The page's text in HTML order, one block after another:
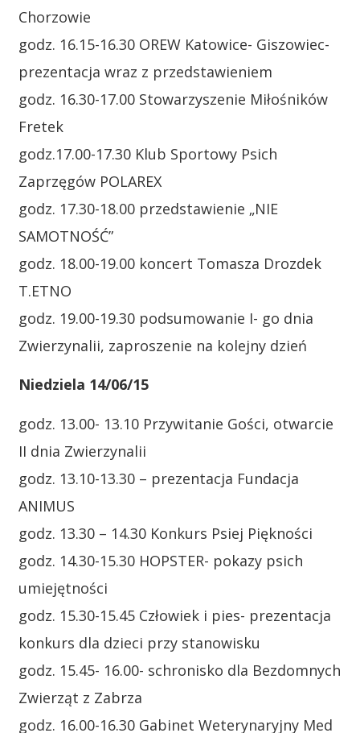
Chorzowie
godz. 16.15-16.30 OREW Katowice- Giszowiec-
prezentacja wraz z przedstawieniem
godz. 16.30-17.00 Stowarzyszenie Miłośników
Fretek
godz.17.00-17.30 Klub Sportowy Psich
Zaprzęgów POLAREX
godz. 17.30-18.00 przedstawienie „NIE
SAMOTNOŚĆ”
godz. 18.00-19.00 koncert Tomasza Drozdek
T.ETNO
godz. 19.00-19.30 podsumowanie I- go dnia
Zwierzynalii, zaproszenie na kolejny dzień
Niedziela 14/06/15
godz. 13.00- 13.10 Przywitanie Gości, otwarcie
II dnia Zwierzynalii
godz. 13.10-13.30 – prezentacja Fundacja
ANIMUS
godz. 13.30 – 14.30 Konkurs Psiej Piękności
godz. 14.30-15.30 HOPSTER- pokazy psich
umiejętności
godz. 15.30-15.45 Człowiek i pies- prezentacja
konkurs dla dzieci przy stanowisku
godz. 15.45- 16.00- schronisko dla Bezdomnych
Zwierząt z Zabrza
godz. 16.00-16.30 Gabinet Weterynaryjny Med